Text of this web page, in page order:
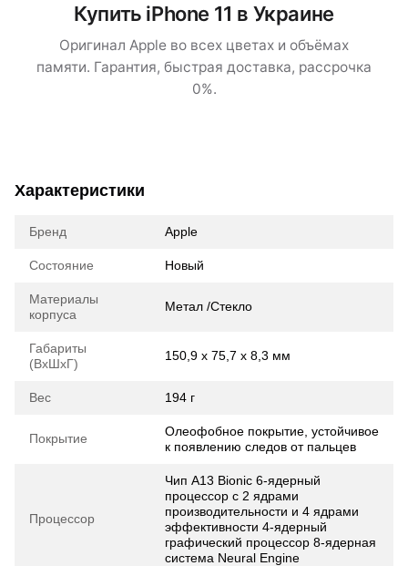
Купить iPhone 11 в Украине
Оригинал Apple во всех цветах и объёмах
памяти. Гарантия, быстрая доставка, рассрочка
0%.
Характеристики
Бренд Apple
Состояние Новый
Материалы
корпуса
Метал /Стекло
Габариты
(ВхШхГ)
150,9 х 75,7 х 8,3 мм
Вес 194 г
Покрытие
Олеофобное покрытие, устойчивое
к появлению следов от пальцев
Процессор
Чип A13 Bionic 6‑ядерный
процессор с 2 ядрами
производительности и 4 ядрами
эффективности 4‑ядерный
графический процессор 8‑ядерная
система Neural Engine